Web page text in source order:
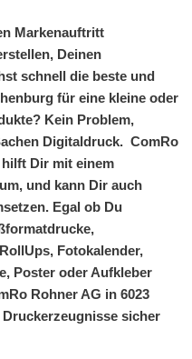
Markenauftritt
Deinen
schnell die beste und
für eine kleine oder
Kein Problem,
Digitaldruck. ComRo
Dir mit einem
und kann Dir auch
Egal ob Du
Fotokalender,
Poster oder Aufkleber
Rohner AG in 6023
sicher